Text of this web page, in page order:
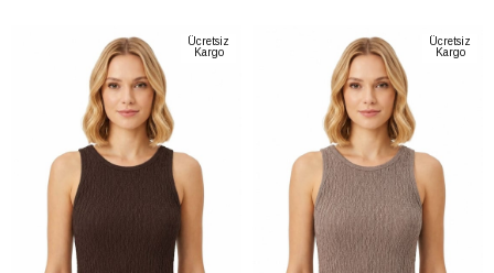
Ücretsiz
Kargo
Ücretsiz
Kargo